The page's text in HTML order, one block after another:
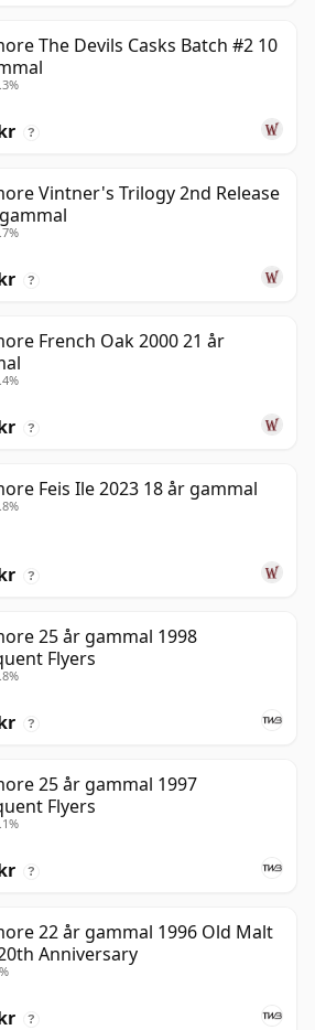
The Devils Casks Batch #2 10
?
Vintner's Trilogy 2nd Release
?
French Oak 2000 21 år
?
Feis Ile 2023 18 år gammal
?
25 år gammal 1998
Flyers
?
25 år gammal 1997
Flyers
?
22 år gammal 1996 Old Malt
Anniversary
?